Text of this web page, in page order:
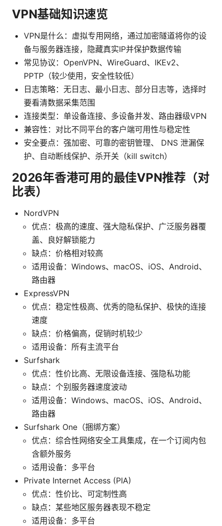
VPN基础知识速览
VPN是什么：虚拟专用网络，通过加密隧道将你的设
备与服务器连接，隐藏真实IP并保护数据传输
常见协议：OpenVPN、WireGuard、IKEv2、
PPTP（较少使用，安全性较低）
日志策略：无日志、最小日志、部分日志等，选择时
要看清数据采集范围
连接类型：单设备连接、多设备并发、路由器级VPN
兼容性：对比不同平台的客户端可用性与稳定性
安全要点：强加密、可靠的密钥管理、 DNS 泄漏保
护、自动断线保护、杀开关（kill switch）
2026年香港可用的最佳VPN推荐（对
比表）
NordVPN
优点：极高的速度、强大隐私保护、广泛服务器覆
盖、良好解锁能力
缺点：价格相对较高
适用设备：Windows、macOS、iOS、Android、
路由器
ExpressVPN
优点：稳定性极高、优秀的隐私保护、极快的连接
速度
缺点：价格偏高，促销时机较少
适用设备：所有主流平台
Surfshark
优点：性价比高、无限设备连接、强隐私功能
缺点：个别服务器速度波动
适用设备：Windows、macOS、iOS、Android、
路由器
Surfshark One（捆绑方案）
优点：综合性网络安全工具集成，在一个订阅内包
含额外服务
适用设备：多平台
Private Internet Access (PIA)
优点：性价比、可定制性高
缺点：某些地区服务器表现不稳定
适用设备：多平台